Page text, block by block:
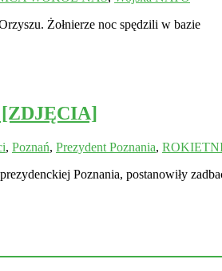
Żołnierze noc spędzili w bazie
[ZDJĘCIA]
, Poznań, Prezydent Poznania,
Poznania, postanowiły